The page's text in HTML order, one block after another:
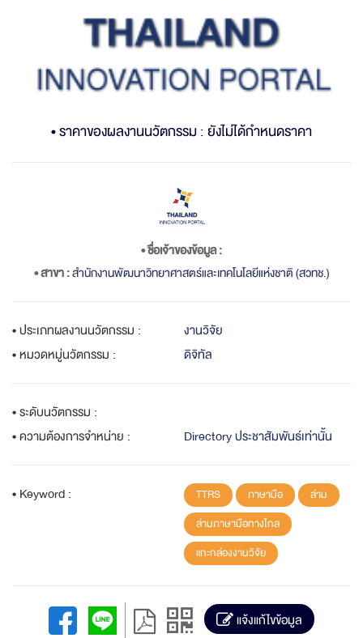
• ราคาของผลงานนวัตกรรม : ยังไม่ได้กำหนดราคา
• ชื่อเจ้าของข้อมูล :
• สาขา :สำนักงานพัฒนาวิทยาศาสตร์และเทคโนโลยีแห่งชาติ (สวทช.)
• ประเภทผลงานนวัตกรรม :
งานวิจัย
• หมวดหมู่นวัตกรรม :
ดิจิทัล
• ระดับนวัตกรรม :
• ความต้องการจำหน่าย :
Directory ประชาสัมพันธ์เท่านั้น
• Keyword : TTRS ภาษามือ
ล่าม
ล่ามภาษามือทางไกล
แกะกล่องงานวิจัย
แจ้งแก้ไขข้อมูล